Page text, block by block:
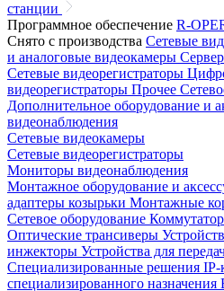
станции
Программное обеспечение R-
Снято с производства Сетевые
и аналоговые видеокамеры
Сетевые видеорегистраторы
видеорегистраторы Прочее
Дополнительное оборудование и
видеонаблюдения
Сетевые видеокамеры
Сетевые видеорегистраторы
Мониторы видеонаблюдения
Монтажное оборудование и
адаптеры козырьки Монтажные
Сетевое оборудование
Оптические трансиверы
инжекторы Устройства для
Специализированные решения IP-
специализированного назначения